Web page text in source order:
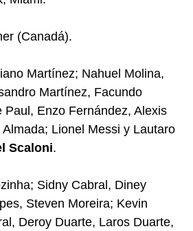
(Canadá).
Martínez; Nahuel Molina,
Martínez, Facundo
Paul, Enzo Fernández, Alexis
Lionel Messi y Lautaro
Scaloni.
Sidny Cabral, Diney
Steven Moreira; Kevin
Deroy Duarte, Laros Duarte,